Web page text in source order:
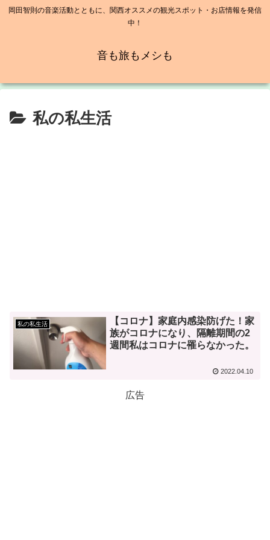
岡田智則の音楽活動とともに、関西オススメの観光スポット・お店情報を発信
中！
音も旅もメシも
私の私生活
私の私生活
【コロナ】家庭内感染防げた！家
族がコロナになり、隔離期間の2
週間私はコロナに罹らなかった。
2022.04.10
広告